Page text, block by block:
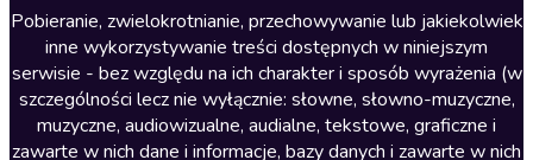
Literatura anglojęzyczna
Literatura faktu
Literatura obyczajowa
Literatura piękna obca
Pobieranie, zwielokrotnianie, przechowywanie lub jakiekolwiek
inne wykorzystywanie treści dostępnych w niniejszym
serwisie - bez względu na ich charakter i sposób wyrażenia (w
szczególności lecz nie wyłącznie: słowne, słowno-muzyczne,
muzyczne, audiowizualne, audialne, tekstowe, graficzne i
zawarte w nich dane i informacje, bazy danych i zawarte w nich